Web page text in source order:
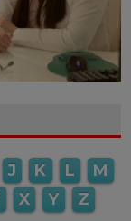
J K L
M
X Y Z